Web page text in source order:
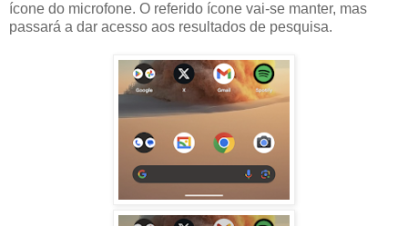
ícone do microfone. O referido ícone vai-se manter, mas
passará a dar acesso aos resultados de pesquisa.